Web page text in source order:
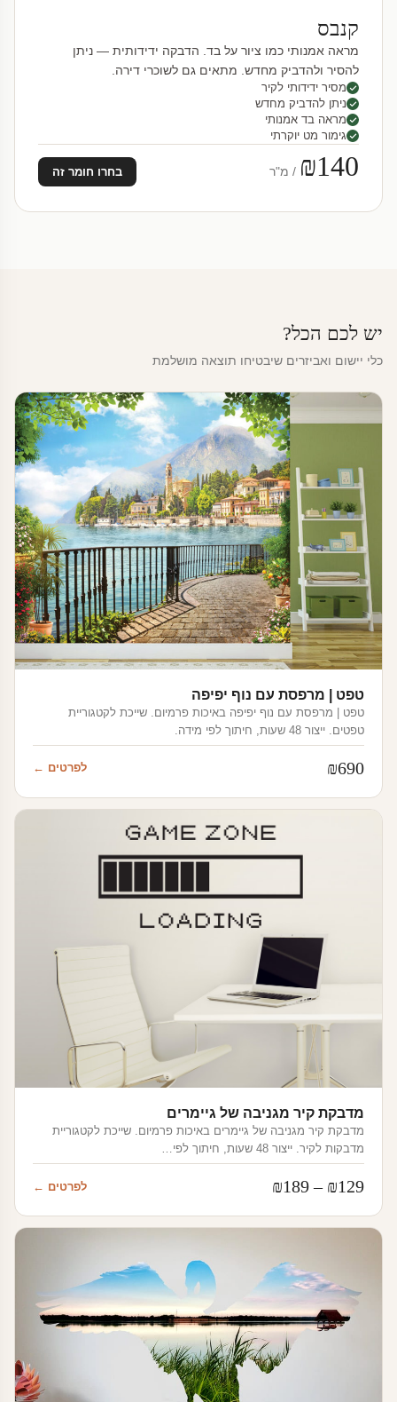
קנבס
מראה אמנותי כמו ציור על בד. הדבקה ידידותית — ניתן
להסיר ולהדביק מחדש. מתאים גם לשוכרי דירה.
מסיר ידידותי לקיר
ניתן להדביק מחדש
מראה בד אמנותי
גימור מט יוקרתי
₪140 / מ"ר בחרו חומר זה
יש לכם הכל?
כלי יישום ואביזרים שיבטיחו תוצאה מושלמת
טפט | מרפסת עם נוף יפיפה
טפט | מרפסת עם נוף יפיפה באיכות פרמיום. שייכת לקטגוריית
טפטים. ייצור 48 שעות, חיתוך לפי מידה.
₪690 לפרטים ←
מדבקת קיר מגניבה של גיימרים
מדבקת קיר מגניבה של גיימרים באיכות פרמיום. שייכת לקטגוריית
מדבקות לקיר. ייצור 48 שעות, חיתוך לפי…
₪129
–
₪189
מחירים:
עד
לפרטים ←